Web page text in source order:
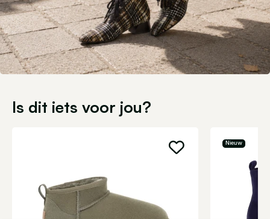
Is dit iets voor jou?
Nieuw